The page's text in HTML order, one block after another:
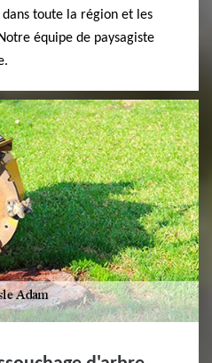
toute la région et les
équipe de paysagiste